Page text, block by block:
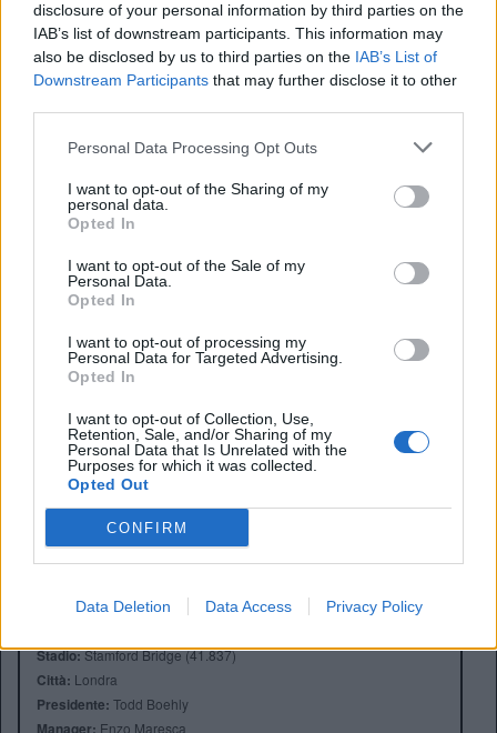
disclosure of your personal information by third parties on the
IAB’s list of downstream participants. This information may
also be disclosed by us to third parties on the IAB’s List of
Downstream Participants that may further disclose it to other
Personal Data Processing Opt Outs
I want to opt-out of the Sharing of my
personal data.
Opted In
I want to opt-out of the Sale of my
Personal Data.
Opted In
I want to opt-out of processing my
Personal Data for Targeted Advertising.
Opted In
I want to opt-out of Collection, Use,
Retention, Sale, and/or Sharing of my
Personal Data that Is Unrelated with the
Purposes for which it was collected.
Opted Out
CONFIRM
Data Deletion Data Access Privacy Policy
Per piegare la resistenza della sponda rossoblù di Londra
e avviare una vera e propria trattativa, il Chelsea sarà
costretto a presentare una proposta economica di
primissimo livello.
Nonostante i rumors di mercato continuino a rincorrersi, la
testa di Lacroix è attualmente focalizzata soltanto
sull’avventura iridata con la Francia. Ogni discorso relativo
al futuro professionale, ai corteggiamenti e al valzer delle
panchine è ufficialmente congelato fino al termine della
rassegna mondiale. La sensazione, però, è che il suo
nome sia già destinato a diventare uno dei tormentoni più
caldi dell’estate in Premier League.
Stadio:Stamford Bridge (41.837)
Città: Londra
Presidente: Todd Boehly
Manager: Enzo Maresca